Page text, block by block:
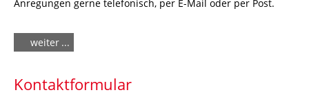
Anregungen gerne telefonisch, per E-Mail oder per Post.
weiter
Kontaktformular